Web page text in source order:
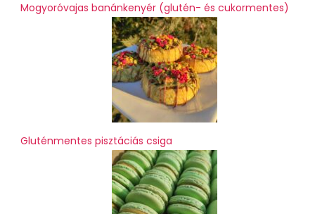
Mogyoróvajas banánkenyér (glutén- és cukormentes)
Gluténmentes pisztáciás csiga